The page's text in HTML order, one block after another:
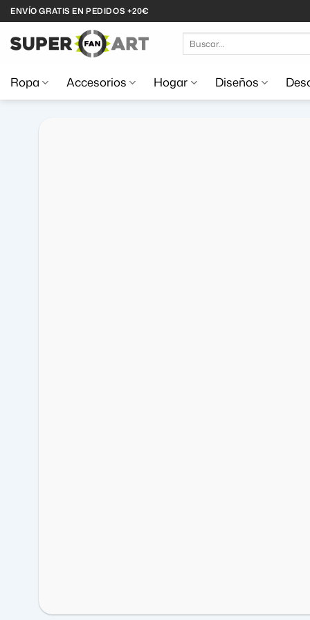
Saltar
al
contenido
ENVÍO GRATIS EN PEDIDOS +20€
por:
Ropa Accesorios Hogar Diseños